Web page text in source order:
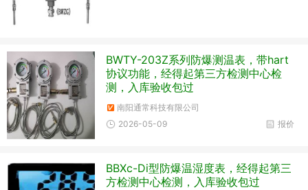
BWTY-203Z系列防爆测温表，带hart
协议功能，经得起第三方检测中心检
测，入库验收包过
南阳通常科技有限公司
报价
2026-05-09
BBXc-Di型防爆温湿度表，经得起第三
方检测中心检测，入库验收包过